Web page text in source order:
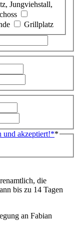
Jungviehstall,
Grillplatz
und akzeptiert!**
die
bis zu 14 Tagen
an Fabian